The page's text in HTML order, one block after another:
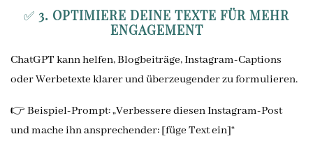
✅ 3. OPTIMIERE DEINE TEXTE FÜR MEHR
ENGAGEMENT
ChatGPT kann helfen, Blogbeiträge, Instagram-Captions
oder Werbetexte klarer und überzeugender zu formulieren.
👉 Beispiel-Prompt: „Verbessere diesen Instagram-Post
und mache ihn ansprechender: [füge Text ein]“